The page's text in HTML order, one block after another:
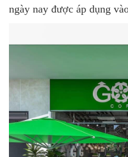
ngày nay được áp dụng